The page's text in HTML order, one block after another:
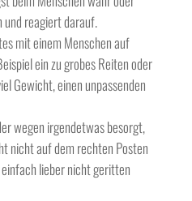
und reagiert darauf.
mit einem Menschen auf
ein zu grobes Reiten oder
Gewicht, einen unpassenden
wegen irgendetwas besorgt,
nicht auf dem rechten Posten
lieber nicht geritten